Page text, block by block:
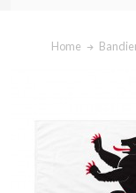
Home